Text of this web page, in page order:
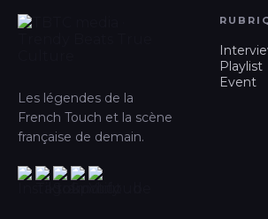
Les légendes de la
French Touch et la scène
française de demain.
Playlist
Event